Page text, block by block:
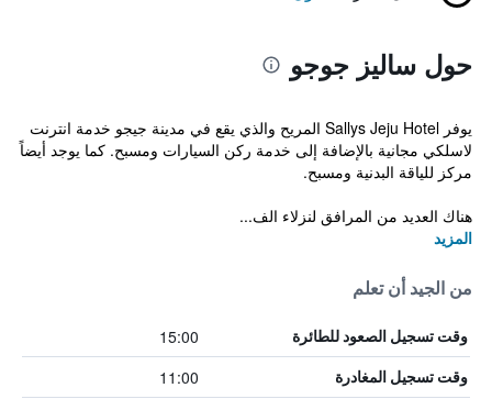
حول ساليز جوجو
يوفر Sallys Jeju Hotel المريح والذي يقع في مدينة جيجو خدمة انترنت
لاسلكي مجانية بالإضافة إلى خدمة ركن السيارات ومسبح. كما يوجد أيضاً
مركز للياقة البدنية ومسبح.
هناك العديد من المرافق لنزلاء الف...
المزيد
من الجيد أن تعلم
وقت تسجيل الصعود للطائرة 15:00
وقت تسجيل المغادرة 11:00